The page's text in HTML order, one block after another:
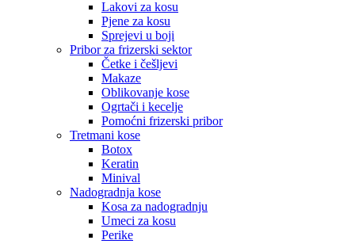
Lakovi za kosu
Pjene za kosu
Sprejevi u boji
Pribor za frizerski sektor
Četke i češljevi
Makaze
Oblikovanje kose
Ogrtači i kecelje
Pomoćni frizerski pribor
Tretmani kose
Botox
Keratin
Minival
Nadogradnja kose
Kosa za nadogradnju
Umeci za kosu
Perike